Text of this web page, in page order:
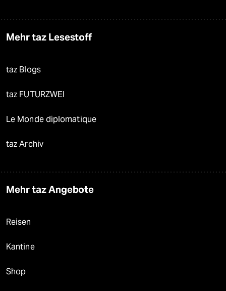
Mehr taz Lesestoff
taz Blogs
taz FUTURZWEI
Le Monde diplomatique
taz Archiv
Mehr taz Angebote
Reisen
Kantine
Shop